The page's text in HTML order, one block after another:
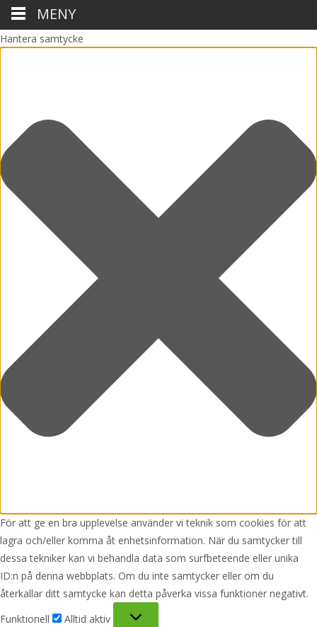
Hantera samtycke
För att ge en bra upplevelse använder vi teknik som cookies för att
lagra och/eller komma åt enhetsinformation. När du samtycker till
dessa tekniker kan vi behandla data som surfbeteende eller unika
ID:n på denna webbplats. Om du inte samtycker eller om du
återkallar ditt samtycke kan detta påverka vissa funktioner negativt.
Funktionell
Alltid aktiv
MENY